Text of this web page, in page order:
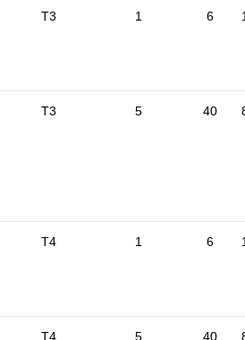
T3 1 6
T3 5 40
T4 1 6
T4 5 40